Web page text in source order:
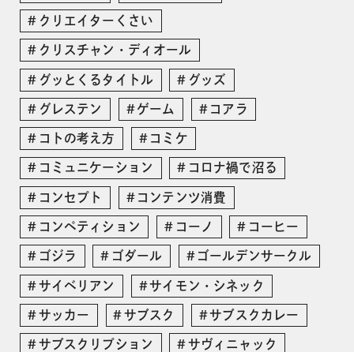
クリエイターくさい
クリスチャン・ディオール
グッとくるタイトル グッズ
グレステン ゲーム コアラ
コトの考え方 コミケ
コミュニケーション コロナ禍で沼る
コンセプト コンテンツ消費
コンペティション コーノ コーヒー
ゴジラ ゴダール ゴールデンサークル
サイベリアン サイモン・シネック
サッカー サブスク サブスクカレー
サブスクリプション サヴィニャック